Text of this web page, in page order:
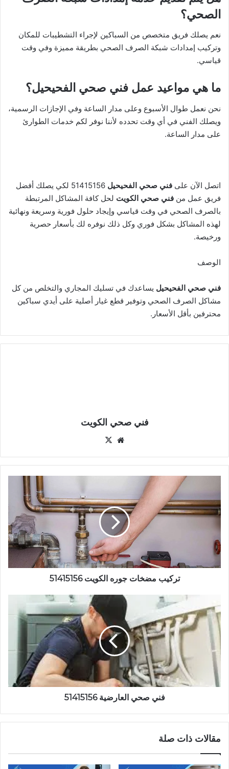
الصحي؟
نعم يصلك فريق متخصص من السباكين لإجراء التشطيبات للمكان
وتركيب إمدادات شبكة الصرف الصحي بطريقة مميزة وفي وقت
قياسي.
ما هي مواعيد عمل فني صحي الفحيحيل؟
نحن نعمل طوال الأسبوع وعلى مدار الساعة وفي الإجازات الرسمية،
ويصلك الفني في أي وقت تحدده لأننا نوفر لكم خدمات الطوارئ
على مدار الساعة.
اتصل الآن على فني صحي الفحيحيل
51415156 لكي يصلك أفضل
فريق عمل من فني صحي الكويت لحل كافة المشاكل المرتبطة
بالصرف الصحي في وقت قياسي وإيجاد حلول فورية وسريعة ونهائية
لهذه المشاكل بشكل فوري وكل ذلك نوفره لك بأسعار حصرية
ورخيصة.
الوصف
فني صحي الفحيحيل يساعدك في تسليك المجاري والتخلص من كل
مشاكل الصرف الصحي وتوفير قطع غيار أصلية على أيدي سباكين
محترفين بأقل الأسعار.
فني صحي الكويت
موقع
جوره
الكويت
تركيب مضخات جوره الكويت 51415156
صحي
العارضية
51415156
فني صحي العارضية 51415156
مقالات ذات صلة